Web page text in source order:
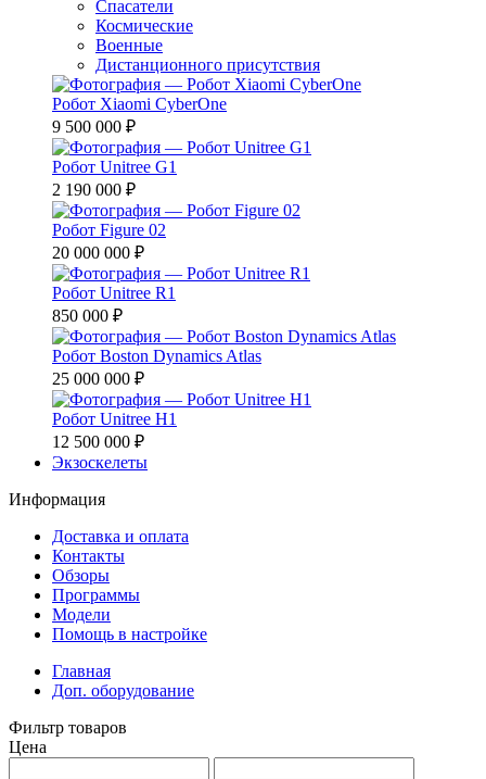
Спасатели
Космические
Военные
Дистанционного присутствия
Робот Xiaomi CyberOne
9 500 000 ₽
Робот Unitree G1
2 190 000 ₽
Робот Figure 02
20 000 000 ₽
Робот Unitree R1
850 000 ₽
Робот Boston Dynamics Atlas
25 000 000 ₽
Робот Unitree H1
12 500 000 ₽
Экзоскелеты
Информация
Доставка и оплата
Контакты
Обзоры
Программы
Модели
Помощь в настройке
Главная
Доп. оборудование
Фильтр товаров
Цена